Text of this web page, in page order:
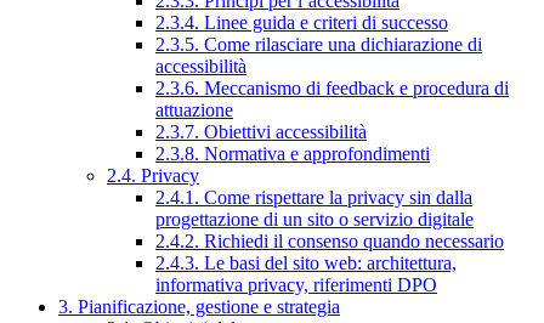
2.3.4. Linee guida e criteri di successo
2.3.5. Come rilasciare una dichiarazione di
accessibilità
2.3.6. Meccanismo di feedback e procedura di
attuazione
2.3.7. Obiettivi accessibilità
2.3.8. Normativa e approfondimenti
2.4. Privacy
2.4.1. Come rispettare la privacy sin dalla
progettazione di un sito o servizio digitale
2.4.2. Richiedi il consenso quando necessario
2.4.3. Le basi del sito web: architettura,
informativa privacy, riferimenti DPO
3. Pianificazione, gestione e strategia